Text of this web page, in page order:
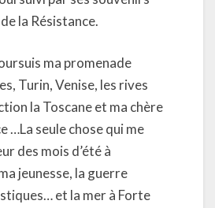
la Résistance.
ma promenade
Turin, Venise, les rives
la Toscane et ma chère
…La seule chose qui me
des mois d’été à
jeunesse, la guerre
et la mer à Forte